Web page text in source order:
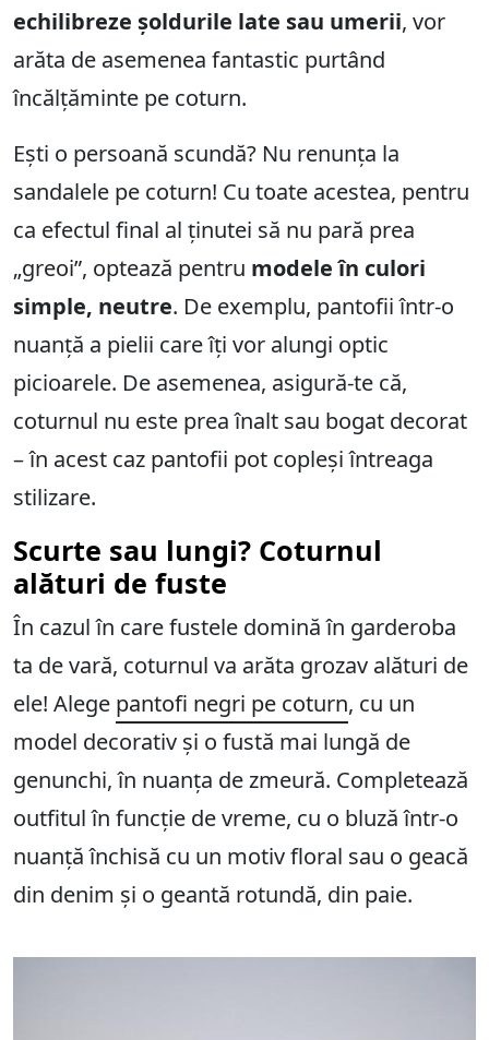
echilibreze șoldurile late sau umerii, vor
arăta de asemenea fantastic purtând
încălțăminte pe coturn.
Ești o persoană scundă? Nu renunța la
sandalele pe coturn! Cu toate acestea, pentru
ca efectul final al ținutei să nu pară prea
„greoi”, optează pentru modele în culori
simple, neutre. De exemplu, pantofii într-o
nuanță a pielii care îți vor alungi optic
picioarele. De asemenea, asigură-te că,
coturnul nu este prea înalt sau bogat decorat
– în acest caz pantofii pot copleși întreaga
stilizare.
Scurte sau lungi? Coturnul
alături de fuste
În cazul în care fustele domină în garderoba
ta de vară, coturnul va arăta grozav alături de
ele! Alege pantofi negri pe coturn, cu un
model decorativ și o fustă mai lungă de
genunchi, în nuanța de zmeură. Completează
outfitul în funcție de vreme, cu o bluză într-o
nuanță închisă cu un motiv floral sau o geacă
din denim și o geantă rotundă, din paie.